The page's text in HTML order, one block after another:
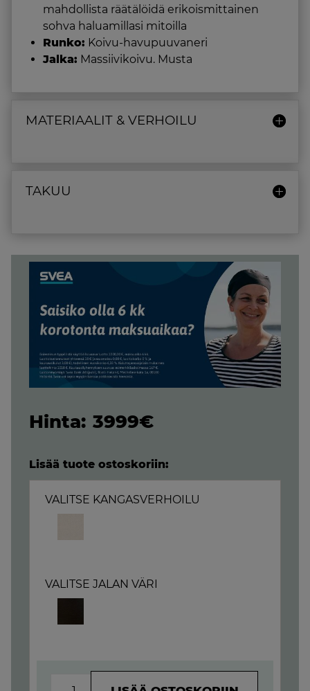
mahdollista räätälöidä erikoismittainen
sohva haluamillasi mitoilla
Runko: Koivu-havupuuvaneri
Jalka: Massiivikoivu. Musta
MATERIAALIT & VERHOILU
TAKUU
3999€
Lisää tuote ostoskoriin:
VALITSE KANGASVERHOILU
VALITSE JALAN VÄRI